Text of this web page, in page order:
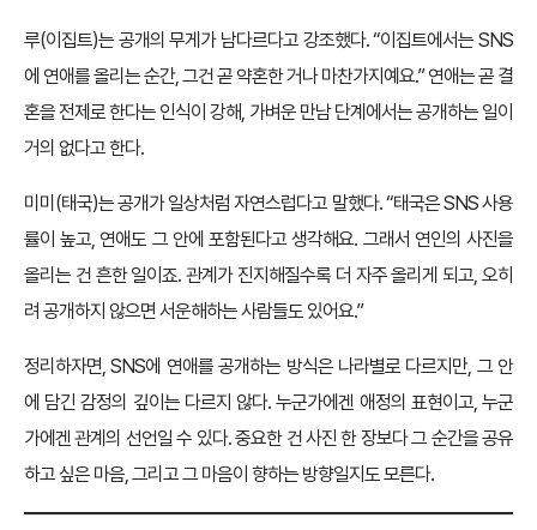
루(이집트)는 공개의 무게가 남다르다고 강조했다. “이집트에서는 SNS
에 연애를 올리는 순간, 그건 곧 약혼한 거나 마찬가지예요.” 연애는 곧 결
혼을 전제로 한다는 인식이 강해, 가벼운 만남 단계에서는 공개하는 일이
거의 없다고 한다.
미미(태국)는 공개가 일상처럼 자연스럽다고 말했다. “태국은 SNS 사용
률이 높고, 연애도 그 안에 포함된다고 생각해요. 그래서 연인의 사진을
올리는 건 흔한 일이죠. 관계가 진지해질수록 더 자주 올리게 되고, 오히
려 공개하지 않으면 서운해하는 사람들도 있어요.”
정리하자면, SNS에 연애를 공개하는 방식은 나라별로 다르지만, 그 안
에 담긴 감정의 깊이는 다르지 않다. 누군가에겐 애정의 표현이고, 누군
가에겐 관계의 선언일 수 있다. 중요한 건 사진 한 장보다 그 순간을 공유
하고 싶은 마음, 그리고 그 마음이 향하는 방향일지도 모른다.